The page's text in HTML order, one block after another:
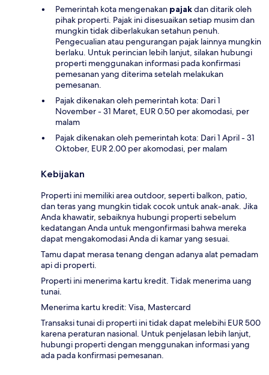
Pemerintah kota mengenakan pajakdan ditarik oleh
pihak properti. Pajak ini disesuaikan setiap musim dan
mungkin tidak diberlakukan setahun penuh.
Pengecualian atau pengurangan pajak lainnya mungkin
berlaku. Untuk perincian lebih lanjut, silakan hubungi
properti menggunakan informasi pada konfirmasi
pemesanan yang diterima setelah melakukan
pemesanan.
Pajak dikenakan oleh pemerintah kota: Dari 1
November - 31 Maret, EUR 0.50 per akomodasi, per
malam
Pajak dikenakan oleh pemerintah kota: Dari 1 April - 31
Oktober, EUR 2.00 per akomodasi, per malam
Kebijakan
Properti ini memiliki area outdoor, seperti balkon, patio,
dan teras yang mungkin tidak cocok untuk anak-anak. Jika
Anda khawatir, sebaiknya hubungi properti sebelum
kedatangan Anda untuk mengonfirmasi bahwa mereka
dapat mengakomodasi Anda di kamar yang sesuai.
Tamu dapat merasa tenang dengan adanya alat pemadam
api di properti.
Properti ini menerima kartu kredit. Tidak menerima uang
tunai.
Menerima kartu kredit: Visa, Mastercard
Transaksi tunai di properti ini tidak dapat melebihi EUR 500
karena peraturan nasional. Untuk penjelasan lebih lanjut,
hubungi properti dengan menggunakan informasi yang
ada pada konfirmasi pemesanan.